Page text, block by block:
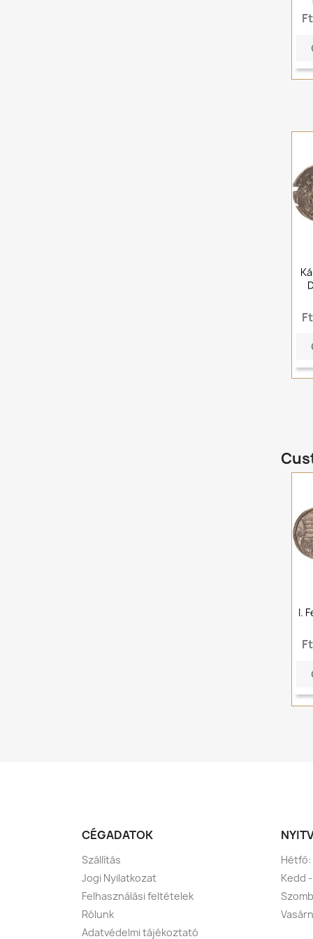
I.
CÉGADATOK
Szállítás
Jogi Nyilatkozat
Felhasználási feltételek
Rólunk
Adatvédelmi tájékoztató
Hétfő:
Kedd